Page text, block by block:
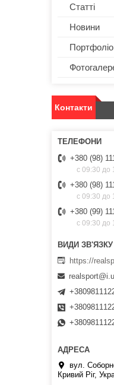
Статті
Новини
Портфоліо
Контакти
+380 (98)
с 09:30 до
+380 (98)
с 09:30 до
+380 (99)
с 09:30 до
https://
вул.
Кривий Ріг,